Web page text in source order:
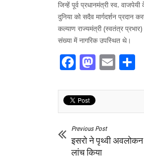
जिन्हें पूर्व प्रधानमंत्री स्व.
दुनिया को सदैव मार्गदर्शन
कल्याण राज्यमंत्री (स्वतंत्र प्रभार)
संख्या में नागरिक उपस्थित थे।
Facebook
Previous Post
इसरो ने पृथ्वी
लांच किया